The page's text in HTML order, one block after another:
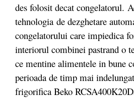
des folosit decat congelatorul.
tehnologia de dezghetare
congelatorului care impiedica
interiorul combinei pastrand o
ce mentine alimentele in bune
perioada de timp mai
frigorifica Beko